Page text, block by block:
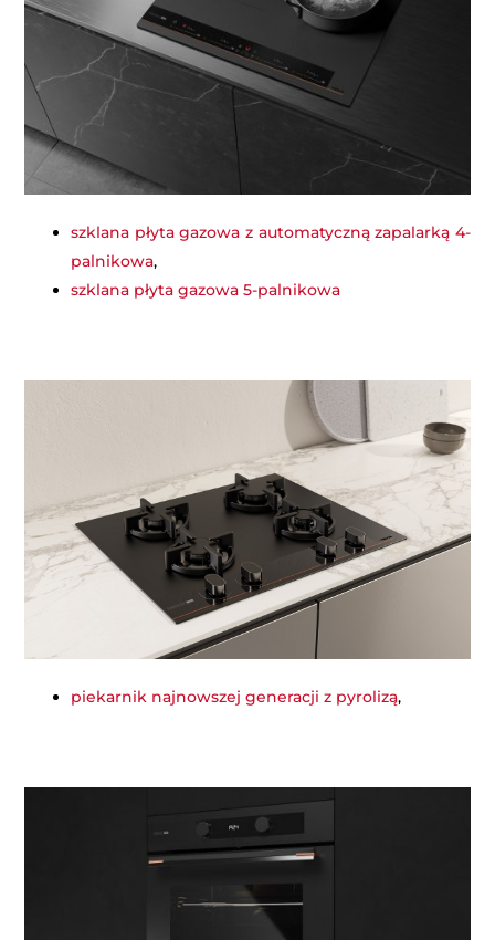
szklana płyta gazowa z automatyczną zapalarką 4-
palnikowa,
szklana płyta gazowa 5-palnikowa
piekarnik najnowszej generacji z pyrolizą,